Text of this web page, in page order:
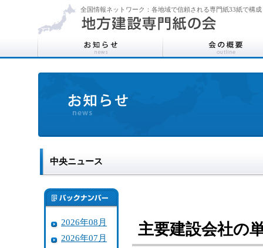
全国情報ネットワーク：各地域で信頼される専門紙33紙で構成
中央ニュース
2026年08月
2026年07月
主要建設会社の